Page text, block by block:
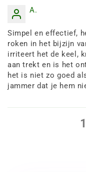
A.
Simpel en effectief,
roken in het bijzijn
irriteert het de keel,
aan trekt en is het
het is niet zo goed
jammer dat je hem
1